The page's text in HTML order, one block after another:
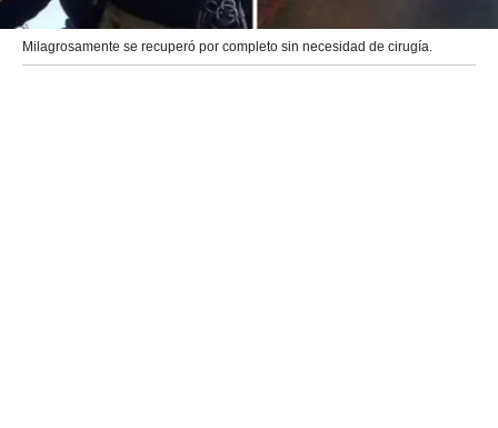
Milagrosamente se recuperó por completo sin necesidad de cirugía.